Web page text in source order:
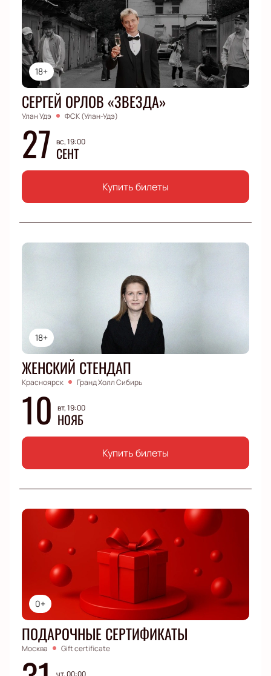
18+
СЕРГЕЙ ОРЛОВ «ЗВЕЗДА»
Улан Удэ ФСК (Улан-Удэ)
27 вс, 19:00
СЕНТ
Купить билеты
18+
ЖЕНСКИЙ СТЕНДАП
Красноярск Гранд Холл Сибирь
10 вт, 19:00
НОЯБ
Купить билеты
0+
ПОДАРОЧНЫЕ СЕРТИФИКАТЫ
Москва Gift certificate